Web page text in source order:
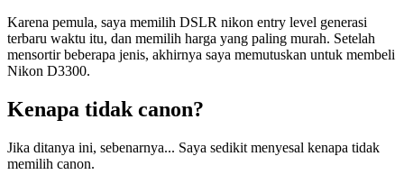
Karena pemula, saya memilih DSLR nikon entry level generasi
terbaru waktu itu, dan memilih harga yang paling murah. Setelah
mensortir beberapa jenis, akhirnya saya memutuskan untuk membeli
Nikon D3300.
Kenapa tidak canon?
Jika ditanya ini, sebenarnya... Saya sedikit menyesal kenapa tidak
memilih canon.